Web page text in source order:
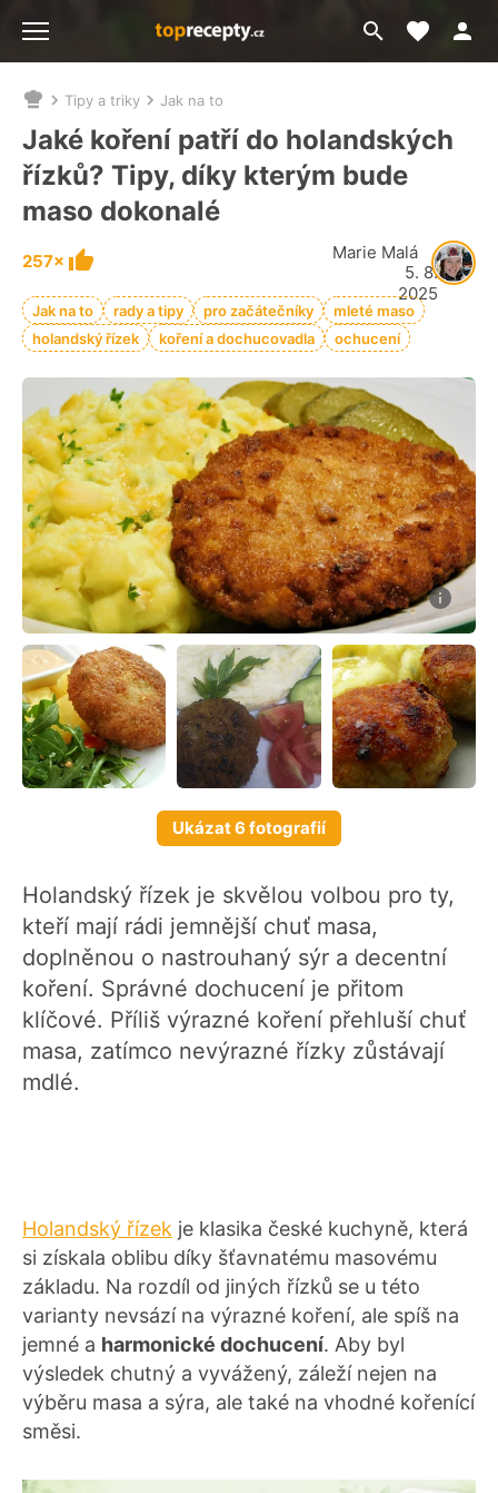
Přejít
na
Moje
Nacházíte
se
zde:
Tipy a triky Jak na to
Jaké koření patří do holandských
řízků? Tipy, díky kterým bude
maso dokonalé
257×
Marie Malá
5. 8.
2025
Jak na to rady a tipy pro začátečníky
mleté maso
holandský řízek
koření a dochucovadla ochucení
Ukázat 6 fotografií
Holandský řízek je skvělou volbou pro ty,
kteří mají rádi jemnější chuť masa,
doplněnou o nastrouhaný sýr a decentní
koření. Správné dochucení je přitom
klíčové. Příliš výrazné koření přehluší chuť
masa, zatímco nevýrazné řízky zůstávají
mdlé.
Holandský řízek je klasika české kuchyně, která
si získala oblibu díky šťavnatému masovému
základu. Na rozdíl od jiných řízků se u této
varianty nevsází na výrazné koření, ale spíš na
jemné a harmonické dochucení. Aby byl
výsledek chutný a vyvážený, záleží nejen na
výběru masa a sýra, ale také na vhodné kořenící
směsi.